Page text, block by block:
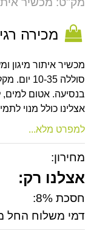
מכירה
בנסיעה. אטום
אצלינו כולל מנוי
למפרט מלא...
מחירון:
אצלנו רק:
חסכת 8%:
דמי משלוח החל